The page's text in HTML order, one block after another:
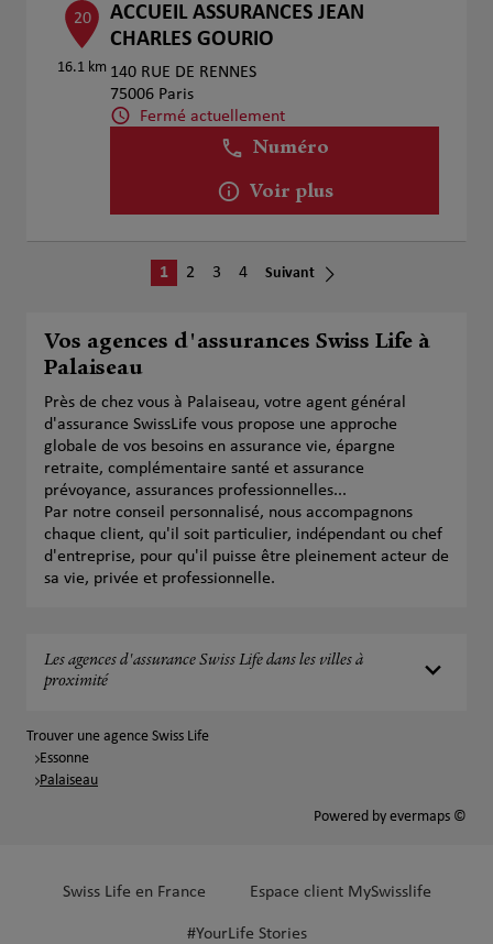
20
16.1 km
ACCUEIL ASSURANCES JEAN
CHARLES GOURIO
140 RUE DE RENNES
75006 Paris
Fermé actuellement
Numéro
Voir plus
1 2 3 4 Suivant
Vos agences d'assurances Swiss Life à
Palaiseau
Près de chez vous à Palaiseau, votre agent général
d'assurance SwissLife vous propose une approche
globale de vos besoins en assurance vie, épargne
retraite, complémentaire santé et assurance
prévoyance, assurances professionnelles...
Par notre conseil personnalisé, nous accompagnons
chaque client, qu'il soit particulier, indépendant ou chef
d'entreprise, pour qu'il puisse être pleinement acteur de
sa vie, privée et professionnelle.
Les agences d'assurance Swiss Life dans les villes à
proximité
Trouver une agence Swiss Life
Essonne
Palaiseau
Powered by evermaps ©
Swiss Life en France Espace client MySwisslife
#YourLife Stories